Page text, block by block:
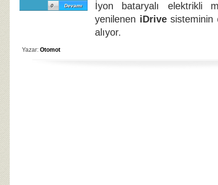
Devamı
0
İyon bataryalı elektrikli
yenilenen iDrivesisteminin
alıyor.
Yazar: Otomot